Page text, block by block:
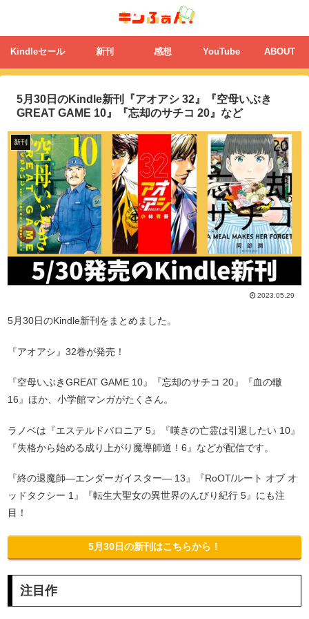
Kindleセール 新刊 感想 YouTube ABOUT
5月30日のKindle新刊『アオアシ 32』『空母いぶき
GREAT GAME 10』『忘却のサチコ 20』など
新刊
2023.05.29
5月30日のKindle新刊をまとめました。
『アオアシ』32巻が発売！
『空母いぶきGREAT GAME 10』『忘却のサチコ 20』『血の轍
16』ほか、小学館マンガがたくさん。
ラノベは『エステルドバロニア 5』『嘆きの亡霊は引退したい 10』
『失格から始める成り上がり魔導師道！6』などが配信です。
『終の退魔師―エンダーガイスター― 13』『RoOT/ルート オブ オ
ッドタクシー 1』『転生大聖女の異世界のんびり紀行 5』にも注
目！
5月30日の新刊はこちらから！
注目作